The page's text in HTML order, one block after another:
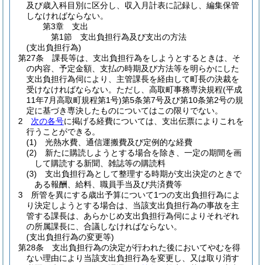
及び歳入科目別に区分し、収入月計表に記録し、編集保管
しなければならない。
第3章
支出
第1節
支出負担行為及び支出の方法
(支出負担行為)
第27条
課長等は、支出負担行為をしようとするときは、そ
の内容、予定金額、支払の時期及び方法等を明らかにした
支出負担行為伺により、主管課長を経由して町長の決裁を
受けなければならない。 ただし、高取町事務専決規程(平成
11年7月高取町規程第1号)第5条第7号及び第10条第2号の規
定に基づき専決したものについてはこの限りでない。
2
次の各号に掲げる経費については、支出伝票によりこれを
行うことができる。
(1)
光熱水費、通信運搬費及び定例的な経費
(2)
新たに購読しようとする場合を除き、一定の期間を画
して購読する新聞、雑誌等の購読料
(3)
支出負担行為として整理する時期が支出決定のときで
ある報酬、給料、職員手当及び共済費等
3
所管を異にする歳出予算について1つの支出負担行為によ
り決定しようとする場合は、当該支出負担行為の事故を主
管する課長は、あらかじめ支出負担行為伺によりそれぞれ
の所属課長に、合議しなければならない。
(支出負担行為の変更等)
第28条
支出負担行為の決定が行われた後においてやむを得
ない理由により当該支出負担行為を変更し、又は取り消す